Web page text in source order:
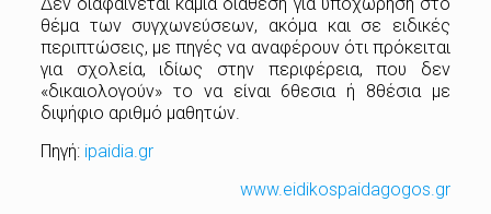
Δεν διαφαίνεται καμία διάθεση για υποχώρηση στο
θέμα των συγχωνεύσεων, ακόμα και σε ειδικές
περιπτώσεις, με πηγές να αναφέρουν ότι πρόκειται
για σχολεία, ιδίως στην περιφέρεια, που δεν
«δικαιολογούν» το να είναι 6θεσια ή 8θέσια με
διψήφιο αριθμό μαθητών.
Πηγή: ipaidia.gr
www.eidikospaidagogos.gr